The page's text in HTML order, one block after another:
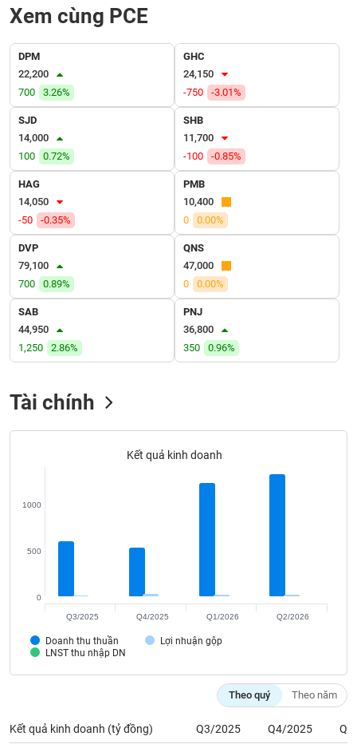
Xem cùng PCE
DPM
22,200
700
3.26%
GHC
24,150
-750
-3.01%
SJD
14,000
100
0.72%
SHB
11,700
-100
-0.85%
HAG
14,050
-50
-0.35%
PMB
10,400
0
0.00%
DVP
79,100
700
0.89%
QNS
47,000
0
0.00%
SAB
44,950
1,250
2.86%
PNJ
36,800
350
0.96%
Tài chính
Kết quả kinh doanh
Doanh thu thuần
Lợi nhuận gộp
LNST thu nhập DN
0
500
1000
Q3/2025 Q4/2025 Q1/2026 Q2/2026
Theo quý Theo năm
Kết quả kinh doanh (tỷ đồng) Q3/2025 Q4/2025
TRUYỀN
TIỆN
ÍCH
BẤT
ĐỘNG
SẢN
Mã
chứng
khoán
(-)
Tất cả Cổ phiếu Chỉ số Chứng chỉ quỹ Chứng
Lãnh
(-)
Người nội bộ Người liên quan
Tin
viết
giả
phân
tích